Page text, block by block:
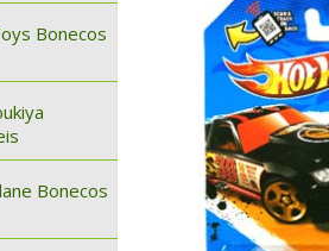
Bonecos
Bonecos